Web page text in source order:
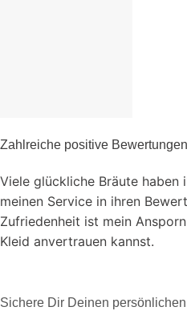
Zahlreiche positive Bewertungen
Viele glückliche Bräute haben
meinen Service in ihren
Zufriedenheit ist mein
Kleid anvertrauen kannst.
Sichere Dir Deinen